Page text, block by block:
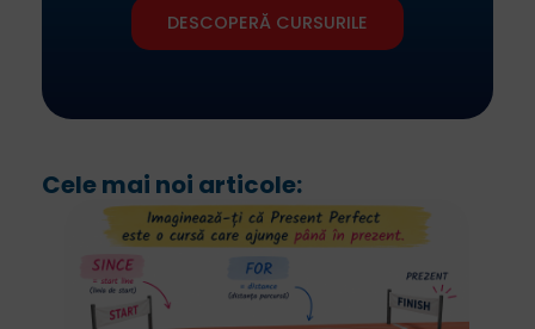
DESCOPERĂ CURSURILE
Cele mai noi articole: